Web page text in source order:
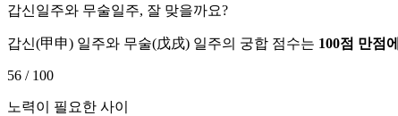
갑신일주와 무술일주, 잘 맞을까요?
갑신(甲申) 일주와 무술(戊戌) 일주의 궁합 점수는 100점 만점에
56 / 100
노력이 필요한 사이